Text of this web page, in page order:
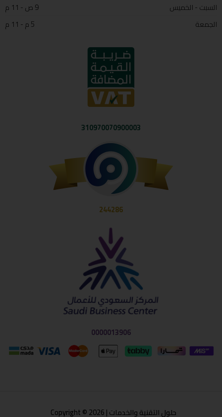
السبت - الخميس
9 ص - 11 م
الجمعة
5 م - 11 م
310970070900003
244286
0000013906
حلول التقنية والخدمات | Copyright © 2026